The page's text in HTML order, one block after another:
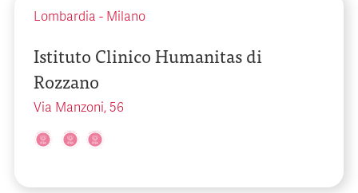
Lombardia - Milano
Istituto Clinico Humanitas di
Rozzano
Via Manzoni, 56